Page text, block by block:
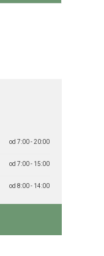
od 7:00 - 20:00
od 7:00 - 15:00
od 8:00 - 14:00